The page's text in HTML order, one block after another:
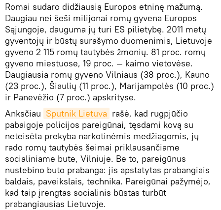
Romai sudaro didžiausią Europos etninę mažumą.
Daugiau nei šeši milijonai romų gyvena Europos
Sąjungoje, dauguma jų turi ES pilietybę. 2011 metų
gyventojų ir būstų surašymo duomenimis, Lietuvoje
gyveno 2 115 romų tautybės žmonių. 81 proc. romų
gyveno miestuose, 19 proc. — kaimo vietovėse.
Daugiausia romų gyveno Vilniaus (38 proc.), Kauno
(23 proc.), Šiaulių (11 proc.), Marijampolės (10 proc.)
ir Panevėžio (7 proc.) apskrityse.
Anksčiau Sputnik Lietuva rašė, kad rugpjūčio
pabaigoje policijos pareigūnai, tęsdami kovą su
neteisėta prekyba narkotinėmis medžiagomis, jų
rado romų tautybės šeimai priklausančiame
socialiniame bute, Vilniuje. Be to, pareigūnus
nustebino buto prabanga: jis apstatytas prabangiais
baldais, paveikslais, technika. Pareigūnai pažymėjo,
kad taip įrengtas socialinis būstas turbūt
prabangiausias Lietuvoje.